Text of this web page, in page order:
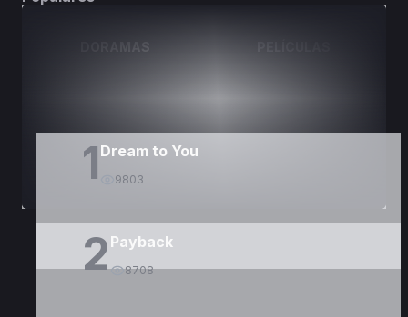
DORAMAS PELÍCULAS
1 Dream to You
9803
2Payback
8708